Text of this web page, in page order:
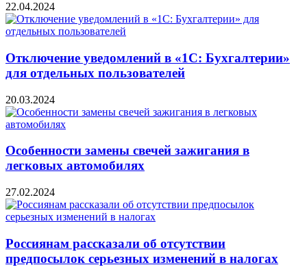
22.04.2024
Отключение уведомлений в «1С: Бухгалтерии»
для отдельных пользователей
20.03.2024
Особенности замены свечей зажигания в
легковых автомобилях
27.02.2024
Россиянам рассказали об отсутствии
предпосылок серьезных изменений в налогах